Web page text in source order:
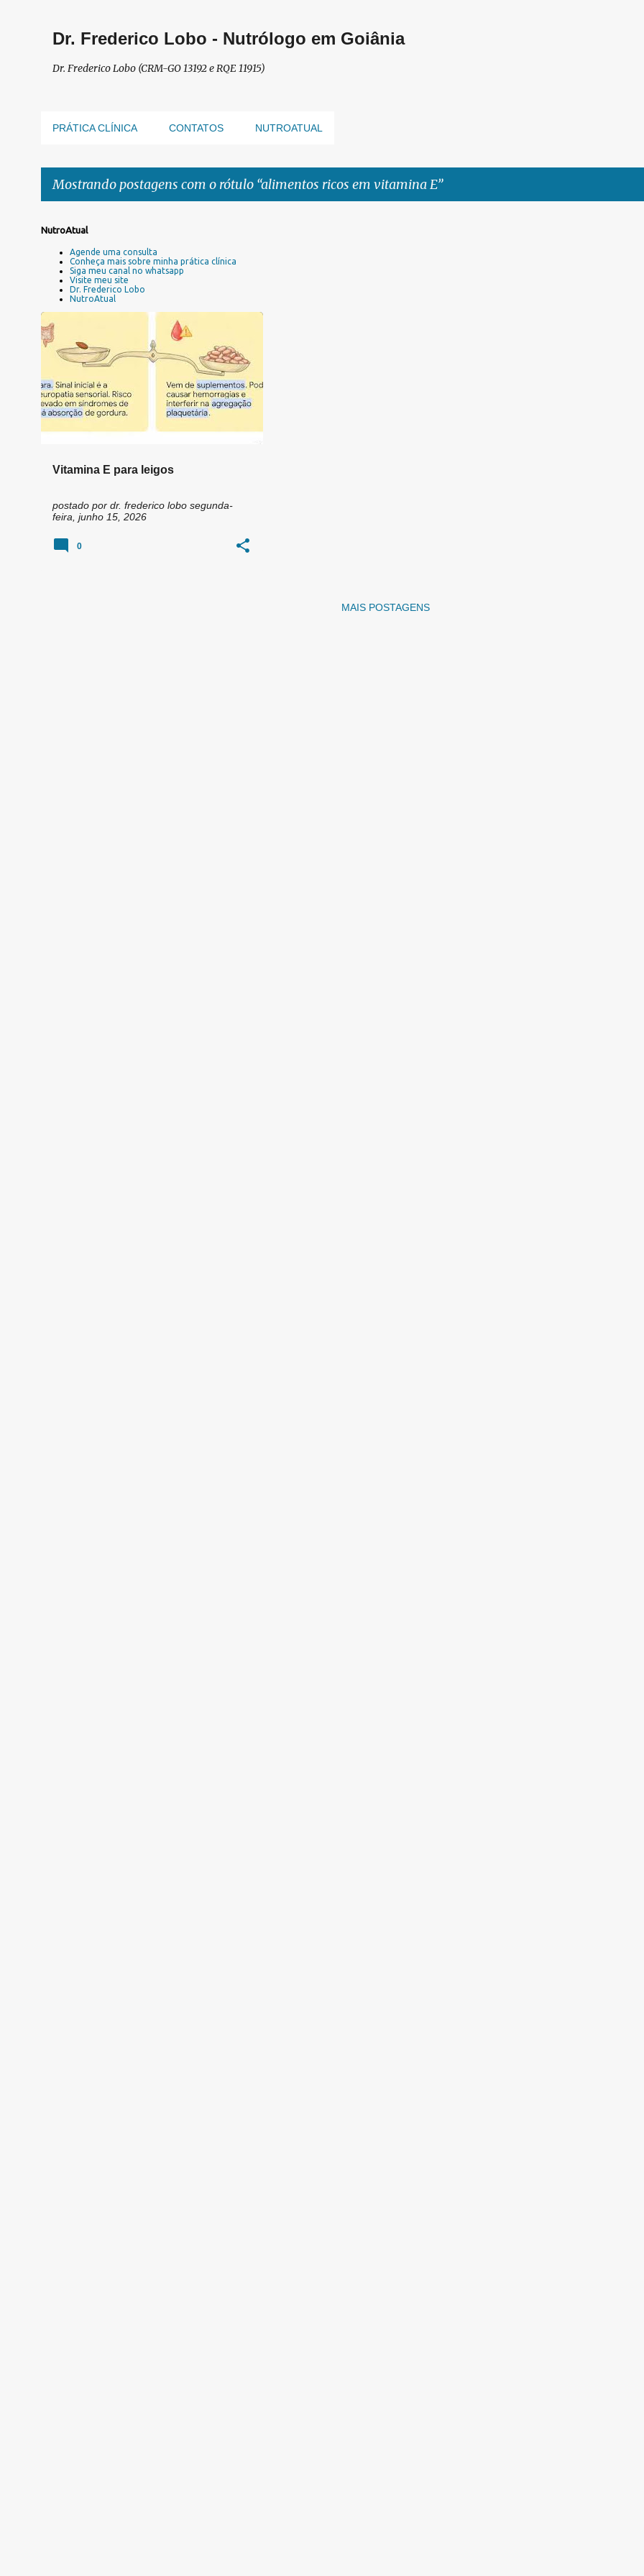
Dr. Frederico Lobo - Nutrólogo em Goiânia
Dr. Frederico Lobo (CRM-GO 13192 e RQE 11915)
PRÁTICA CLÍNICA CONTATOS NUTROATUAL
Mostrando postagens com o rótulo alimentos ricos em vitamina E
P
n
s
NutroAtual
Agende uma consulta
Conheça mais sobre minha prática clínica
Siga meu canal no whatsapp
Visite meu site
Dr. Frederico Lobo
NutroAtual
Vitamina E para leigos
postado por dr. frederico lobo segunda-
feira, junho 15, 2026
ALIMENTOS RICOS EM VITAMINA E
0
MAIS POSTAGENS